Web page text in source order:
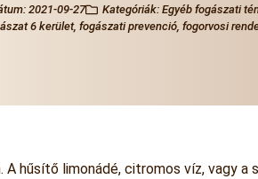
2021-09-27 Kategóriák: Egyéb fogászati
6 kerület, fogászati prevenció, fogorvosi
hűsítő limonádé, citromos víz, vagy